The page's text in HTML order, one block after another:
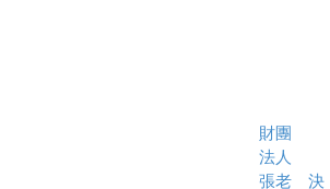
財團
法人
張老
決